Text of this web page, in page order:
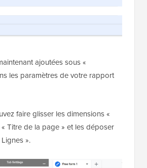
ajoutées sous «
les paramètres de votre rapport
faire glisser les dimensions «
« Titre de la page » et les déposer